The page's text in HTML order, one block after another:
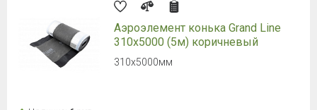
Аэроэлемент конька Grand Line
310х5000 (5м) коричневый
310х5000мм